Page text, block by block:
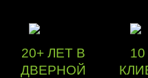
20+ ЛЕТ В
ДВЕРНОЙ
10